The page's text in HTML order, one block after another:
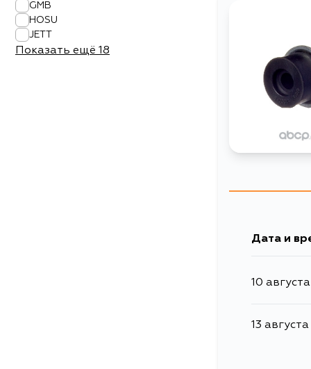
GMB
HOSU
JETT
Показать ещё 18
Дата и
10 августа
13 августа